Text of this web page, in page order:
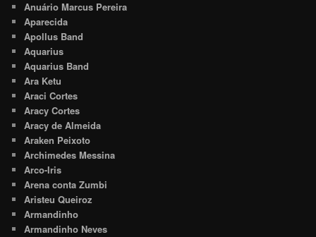
Anuário Marcus Pereira
Aparecida
Apollus Band
Aquarius
Aquarius Band
Ara Ketu
Araci Cortes
Aracy Cortes
Aracy de Almeida
Araken Peixoto
Archimedes Messina
Arco-Iris
Arena conta Zumbi
Aristeu Queiroz
Armandinho
Armandinho Neves